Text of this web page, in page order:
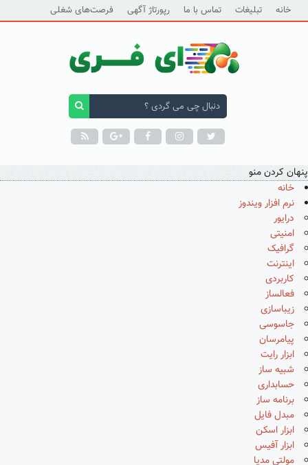
خانه تبلیغات تماس با ما رپورتاژ آگهی فرصت‌های شغلی
پنهان کردن منو
خانه
نرم افزار ویندوز
درایور
امنیتی
گرافیک
اینترنت
کاربردی
فعالساز
زیباسازی
جاسوسی
پیامرسان
ابزار رایت
شبیه ساز
حسابداری
برنامه ساز
مبدل فایل
ابزار اسکن
ابزار آفیس
مولتی مدیا